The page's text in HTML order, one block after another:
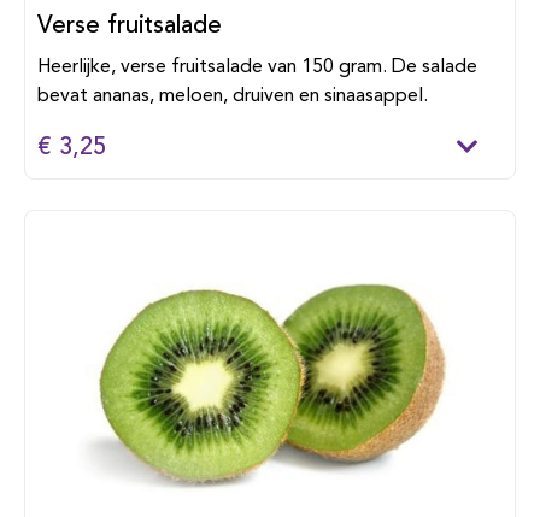
Verse fruitsalade
Heerlijke, verse fruitsalade van 150 gram. De salade
bevat ananas, meloen, druiven en sinaasappel.
€ 3,25